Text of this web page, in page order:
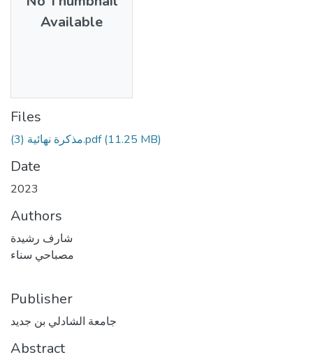
Available
Files
مذكرة نهائية (3).pdf (11.25 MB)
Date
2023
Authors
شارف رشيدة
مصباحي سناء
Publisher
جامعة الشادلي بن جديد
Abstract